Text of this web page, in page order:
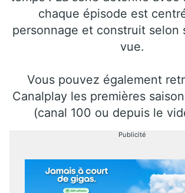
chaque épisode est
personnage et construit selon
vue.
Vous pouvez également
Canalplay les premières
(canal 100 ou depuis le
Publicité